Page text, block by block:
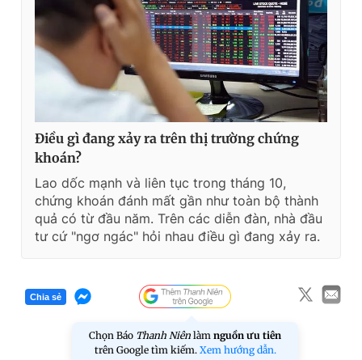
Điều gì đang xảy ra trên thị trường chứng
khoán?
Lao dốc mạnh và liên tục trong tháng 10,
chứng khoán đánh mất gần như toàn bộ thành
quả có từ đầu năm. Trên các diễn đàn, nhà đầu
tư cứ "ngơ ngác" hỏi nhau điều gì đang xảy ra.
Chia sẻ
Chọn Báo Thanh Niên làm nguồn ưu tiên
trên Google tìm kiếm. Xem hướng dẫn.